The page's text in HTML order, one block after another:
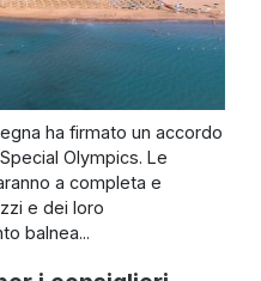
ha firmato un accordo
Olympics. Le
a completa e
e dei loro
balnea...